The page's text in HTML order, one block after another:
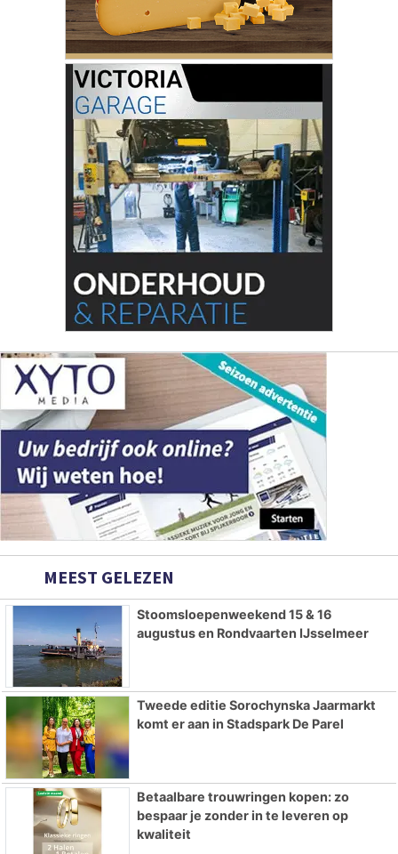
MEEST GELEZEN
Stoomsloepenweekend 15 & 16
augustus en Rondvaarten IJsselmeer
Tweede editie Sorochynska Jaarmarkt
komt er aan in Stadspark De Parel
Betaalbare trouwringen kopen: zo
bespaar je zonder in te leveren op
kwaliteit